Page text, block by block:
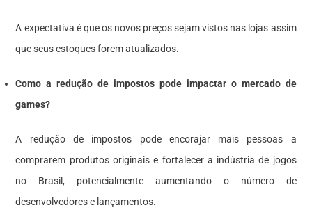
A expectativa é que os novos preços sejam vistos nas lojas assim
que seus estoques forem atualizados.
Como a redução de impostos pode impactar o mercado de
games?
A redução de impostos pode encorajar mais pessoas a
comprarem produtos originais e fortalecer a indústria de jogos
no Brasil, potencialmente aumentando o número de
desenvolvedores e lançamentos.